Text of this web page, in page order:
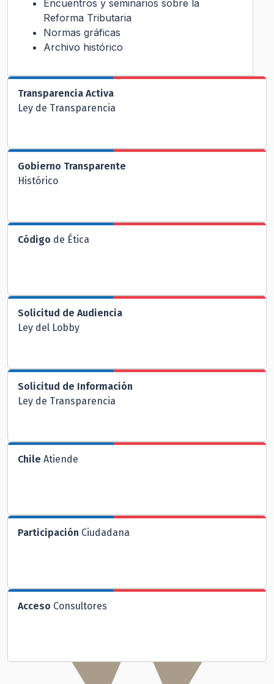
Encuentros y seminarios sobre la
Reforma Tributaria
Normas gráficas
Archivo histórico
Transparencia Activa
Ley de Transparencia
Gobierno Transparente
Histórico
Código de Ética
Solicitud de Audiencia
Ley del Lobby
Solicitud de Información
Ley de Transparencia
Chile Atiende
Participación Ciudadana
Acceso Consultores